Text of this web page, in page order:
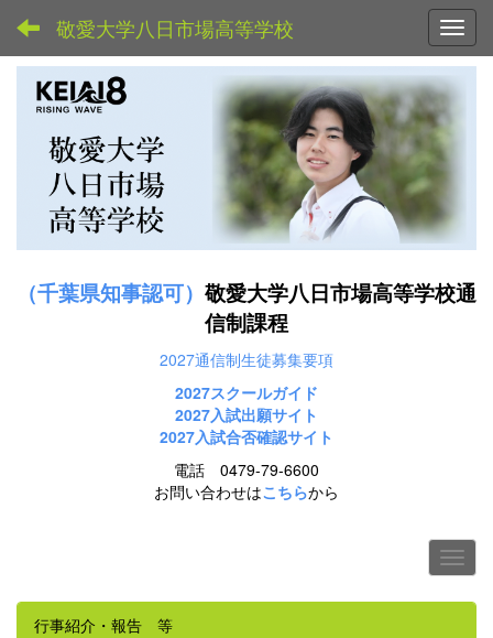
敬愛大学八日市場高等学校
（千葉県知事認可） 敬愛大学八日市場高等学校通
信制課程
2027通信制生徒募集要項
2027スクールガイド
2027入試出願サイト
2027入試合否確認サイト
電話 0479-79-6600
お問い合わせはこちらから
行事紹介・報告 等